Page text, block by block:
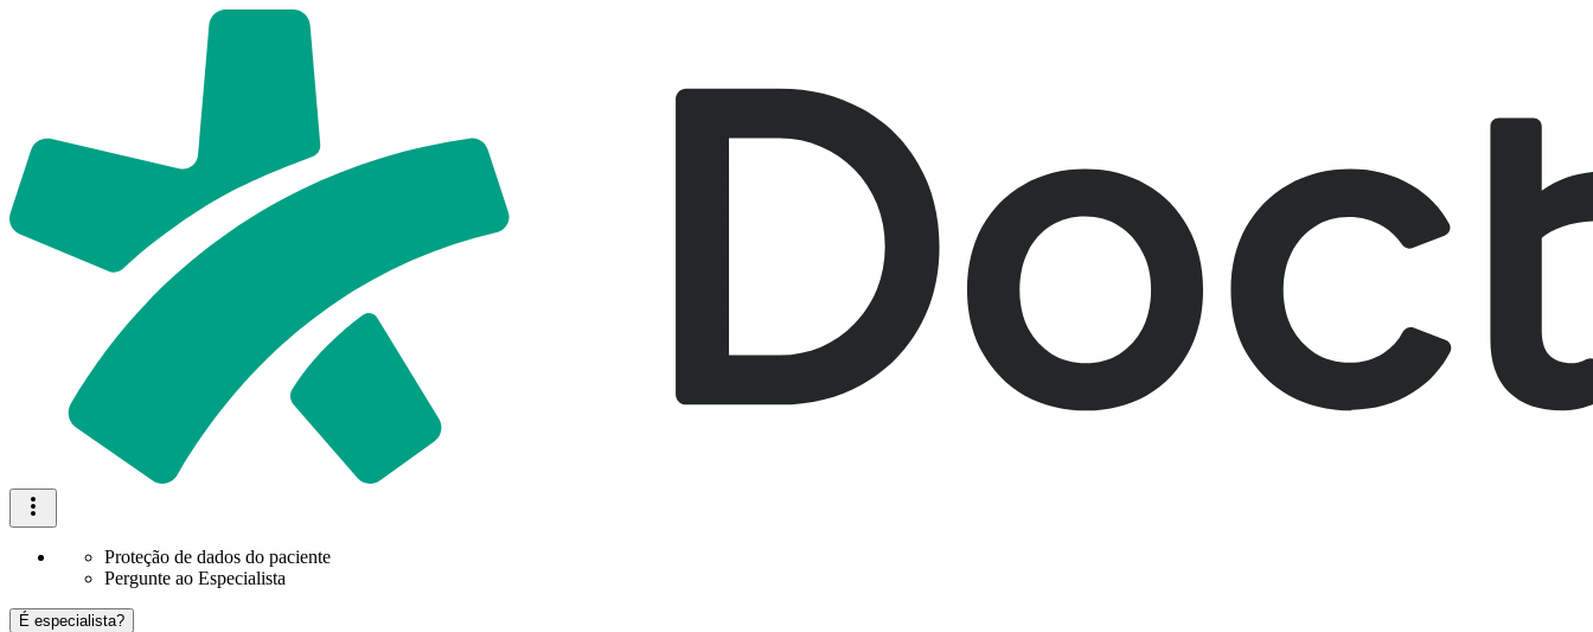
Proteção de dados do paciente
Pergunte ao Especialista
É especialista?